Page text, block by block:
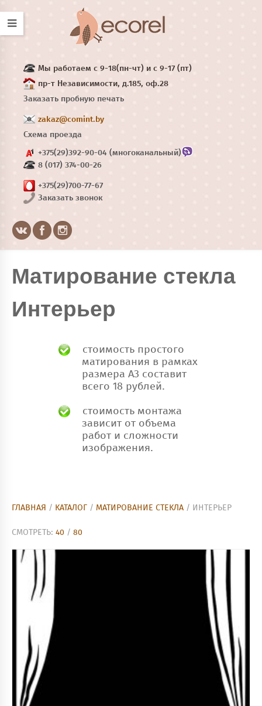
Мы работаем с 9-18(пн-чт) и с 9-17 (пт)
пр-т Независимости, д.185, оф.28
Заказать пробную печать
zakaz@comint.by
Схема проезда
+375(29)392-90-04 (многоканальный)
8 (017) 374-00-26
+375(29)700-77-67
Заказать звонок
Матирование стекла
Интерьер
стоимость простого
матирования в рамках
размера А3 составит
всего 18 рублей.
стоимость монтажа
зависит от объема
работ и сложности
изображения.
ГЛАВНАЯ / КАТАЛОГ / МАТИРОВАНИЕ СТЕКЛА / ИНТЕРЬЕР
СМОТРЕТЬ: 40 / 80